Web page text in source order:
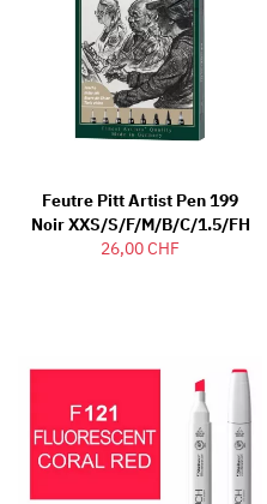
Feutre Pitt Artist Pen 199
Noir XXS/S/F/M/B/C/1.5/FH
26,00 CHF